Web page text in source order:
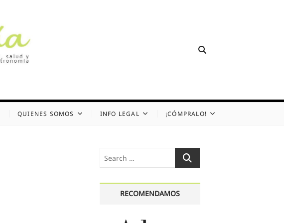
QUIENES SOMOS INFO LEGAL ¡CÓMPRALO!
Search
…
RECOMENDAMOS